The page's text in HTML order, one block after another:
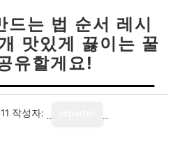
드는 법 순서 레시
맛있게 끓이는 꿀
유할게요!
작성자: